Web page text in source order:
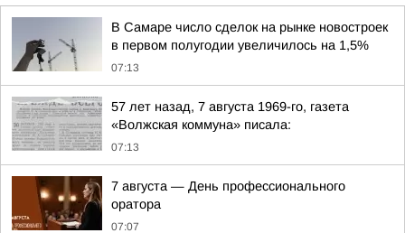
В Самаре число сделок на рынке новостроек
в первом полугодии увеличилось на 1,5%
07:13
57 лет назад, 7 августа 1969-го, газета
«Волжская коммуна» писала:
07:13
7 августа — День профессионального
оратора
07:07